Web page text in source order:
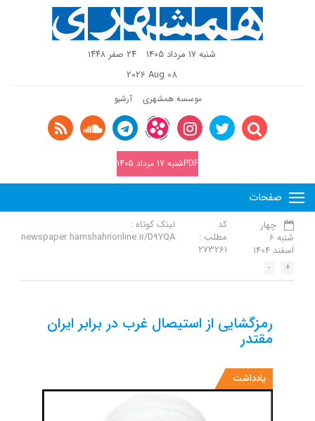
شنبه 17 مرداد 1405
٢٤ صفر ١٤٤٨
2026 Aug 08
موسسه همشهری آرشیو
PDFشنبه 17 مرداد 1405
صفحات
چهار
شنبه 6
اسفند 1404
کد
مطلب :
273261
لینک کوتاه :
newspaper.hamshahrionline.ir/D9YQA
+
-
رمزگشایی از استیصال غرب در برابر ایران
مقتدر
یادداشت